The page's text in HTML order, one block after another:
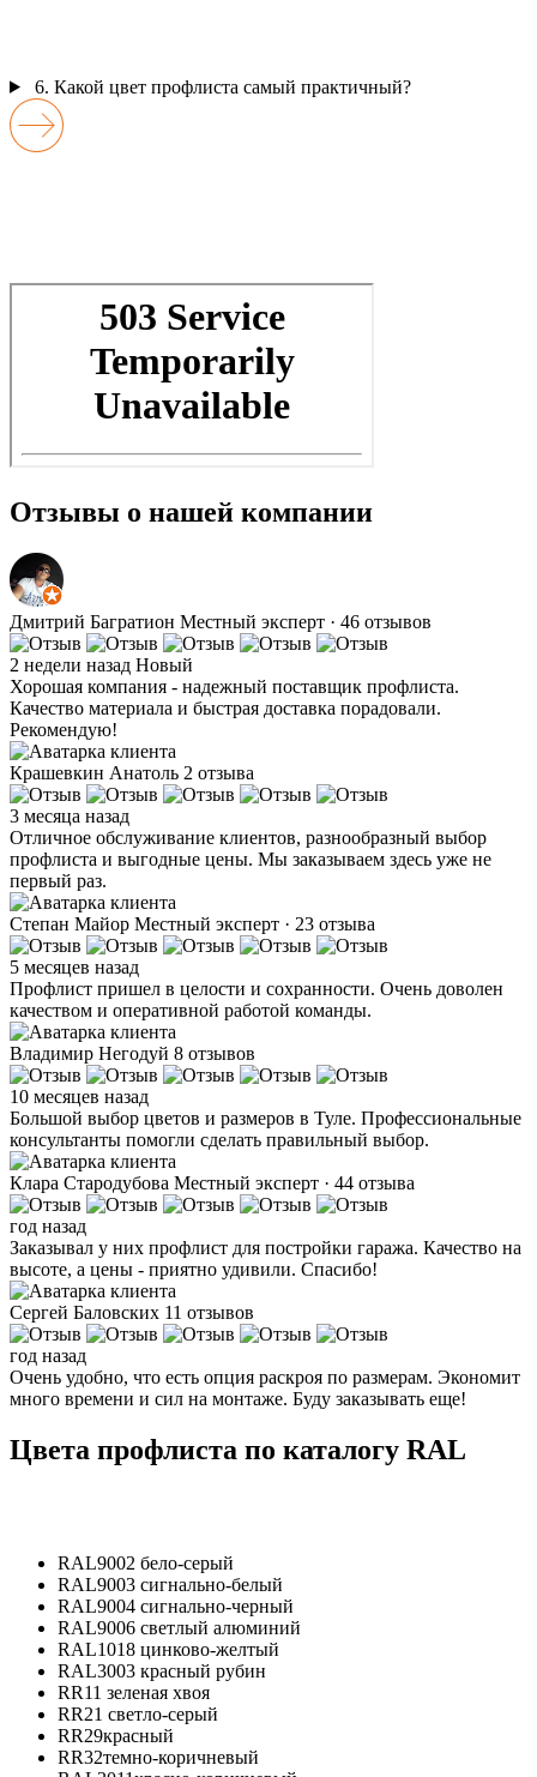
6. Какой цвет профлиста самый практичный?
Отзывы о нашей компании
Дмитрий Багратион Местный эксперт · 46 отзывов
2 недели назад Новый
Хорошая компания - надежный поставщик профлиста.
Качество материала и быстрая доставка порадовали.
Рекомендую!
Крашевкин Анатоль 2 отзыва
3 месяца назад
Отличное обслуживание клиентов, разнообразный выбор
профлиста и выгодные цены. Мы заказываем здесь уже не
первый раз.
Степан Майор Местный эксперт · 23 отзыва
5 месяцев назад
Профлист пришел в целости и сохранности. Очень доволен
качеством и оперативной работой команды.
Владимир Негодуй 8 отзывов
10 месяцев назад
Большой выбор цветов и размеров в Туле. Профессиональные
консультанты помогли сделать правильный выбор.
Клара Стародубова Местный эксперт · 44 отзыва
год назад
Заказывал у них профлист для постройки гаража. Качество на
высоте, а цены - приятно удивили. Спасибо!
Сергей Баловских 11 отзывов
год назад
Очень удобно, что есть опция раскроя по размерам. Экономит
много времени и сил на монтаже. Буду заказывать еще!
Цвета профлиста по каталогу RAL
RAL9002 бело-серый
RAL9003 сигнально-белый
RAL9004 сигнально-черный
RAL9006 светлый алюминий
RAL1018 цинково-желтый
RAL3003 красный рубин
RR11 зеленая хвоя
RR21 светло-серый
RR29красный
RR32темно-коричневый